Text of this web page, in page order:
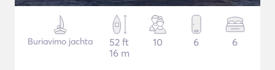
Buriavimo jachta
52 ft
16 m
10 6 6